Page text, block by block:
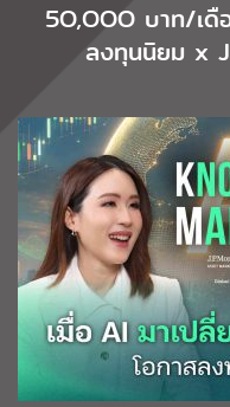
5O,OOO บาท/เ
ลงทุนนิยม x